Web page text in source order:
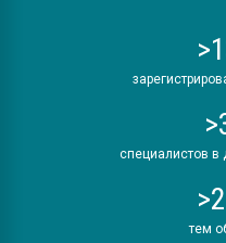
специалистов
тем